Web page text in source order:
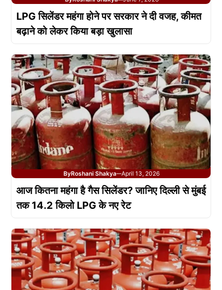
LPG सिलेंडर महंगा होने पर सरकार ने दी वजह, कीमत
बढ़ाने को लेकर किया बड़ा खुलासा
ByRoshani Shakya—April 13, 2026
आज कितना महंगा है गैस सिलेंडर? जानिए दिल्ली से मुंबई
तक 14.2 किलो LPG के नए रेट